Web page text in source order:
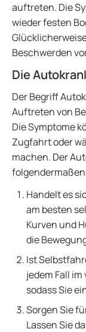
auftreten. Die
wieder festen
Beschwerden
Die
Der Begriff
Auftreten von
Die Symptome
Zugfahrt oder
machen. Der
Handelt es
am besten
Kurven und
die
Ist
jedem Fall
sodass Sie
Sorgen Sie
Lassen Sie